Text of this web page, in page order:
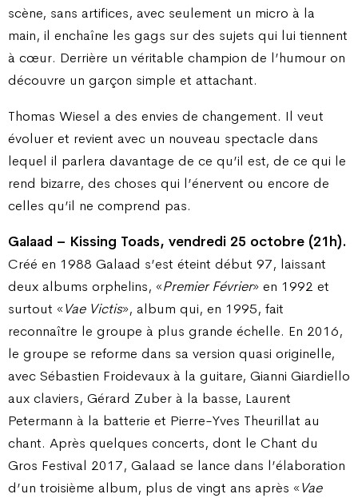
scène, sans artifices, avec seulement un micro à la
main, il enchaîne les gags sur des sujets qui lui tiennent
à cœur. Derrière un véritable champion de l’humour on
découvre un garçon simple et attachant.
Thomas Wiesel a des envies de changement. Il veut
évoluer et revient avec un nouveau spectacle dans
lequel il parlera davantage de ce qu’il est, de ce qui le
rend bizarre, des choses qui l’énervent ou encore de
celles qu’il ne comprend pas.
Galaad – Kissing Toads, vendredi 25 octobre (21h).
Créé en 1988 Galaad s’est éteint début 97, laissant
deux albums orphelins, «Premier Février» en 1992 et
surtout «Vae Victis», album qui, en 1995, fait
reconnaître le groupe à plus grande échelle. En 2016,
le groupe se reforme dans sa version quasi originelle,
avec Sébastien Froidevaux à la guitare, Gianni Giardiello
aux claviers, Gérard Zuber à la basse, Laurent
Petermann à la batterie et Pierre-Yves Theurillat au
chant. Après quelques concerts, dont le Chant du
Gros Festival 2017, Galaad se lance dans l’élaboration
d’un troisième album, plus de vingt ans après «Vae